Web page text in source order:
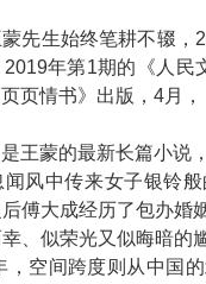
生始终笔耕不辍，
年第1期的《人
页情书》出版，4月
蒙的最新长篇小说
闻风中传来女子银铃
后傅大成经历了包办
、似荣光又似晦暗的
，空间跨度则从中国